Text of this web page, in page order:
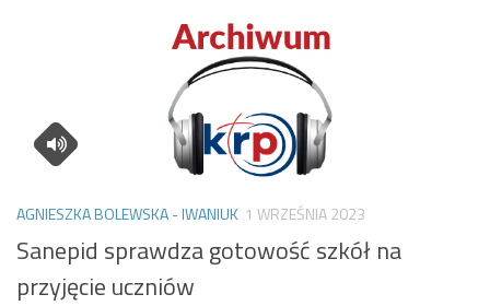
AGNIESZKA BOLEWSKA - IWANIUK 1 WRZEŚNIA 2023
Sanepid sprawdza gotowość szkół na
przyjęcie uczniów